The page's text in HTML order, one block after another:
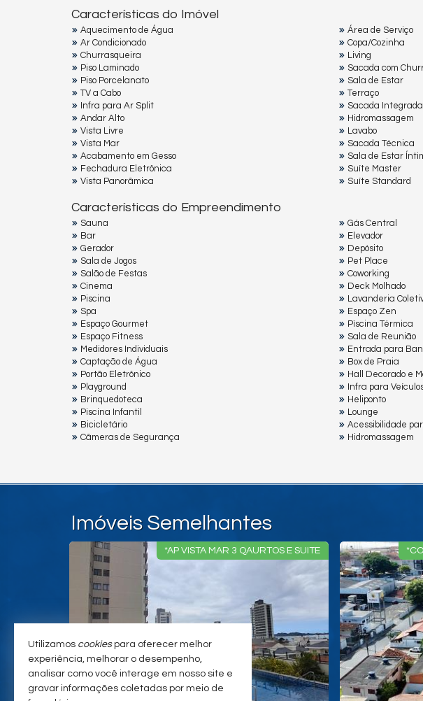
Características do Imóvel
Aquecimento de Água
Ar Condicionado
Churrasqueira
Piso Laminado
Piso Porcelanato
TV a Cabo
Infra para Ar Split
Andar Alto
Vista Livre
Vista Mar
Acabamento em Gesso
Fechadura Eletrônica
Vista Panorâmica
Área de Serviço
Copa/Cozinha
Living
Sacada com
Sala de Estar
Terraço
Sacada Integrada
Hidromassagem
Lavabo
Sacada Técnica
Sala de Estar
Suíte Master
Suíte Standard
Características do Empreendimento
Sauna
Bar
Gerador
Sala de Jogos
Salão de Festas
Cinema
Piscina
Spa
Espaço Gourmet
Espaço Fitness
Medidores Individuais
Captação de Água
Portão Eletrônico
Playground
Brinquedoteca
Piscina Infantil
Bicicletário
Câmeras de Segurança
Gás Central
Elevador
Depósito
Pet Place
Coworking
Deck Molhado
Lavanderia
Espaço Zen
Pìscina Térmica
Sala de Reunião
Entrada para
Box de Praia
Hall Decorado e
Infra para
Heliponto
Lounge
Acessibilidade
Hidromassagem
Imóveis Semelhantes
*APARTAMENTO 50 METROS DA PRAIA
Utilizamos cookiespara oferecer melhor
experiência, melhorar o desempenho,
analisar como você interage em nosso site e
gravar informações coletadas por meio de